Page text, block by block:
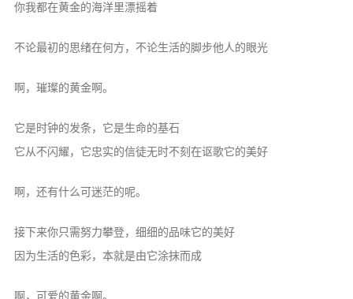
你我都在黄金的海洋里漂摇着
不论最初的思绪在何方，不论生活的脚步他人的眼光
啊，璀璨的黄金啊。
它是时钟的发条，它是生命的基石
它从不闪耀，它忠实的信徒无时不刻在讴歌它的美好
啊，还有什么可迷茫的呢。
接下来你只需努力攀登，细细的品味它的美好
因为生活的色彩，本就是由它涂抹而成
啊，可爱的黄金啊。
项目仓库
核心文档
青果云